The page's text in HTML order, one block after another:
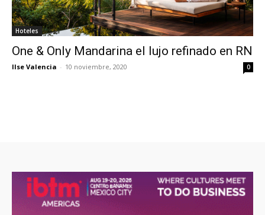
Hoteles
One & Only Mandarina el lujo refinado en RN
Ilse Valencia - 10 noviembre, 2020 0